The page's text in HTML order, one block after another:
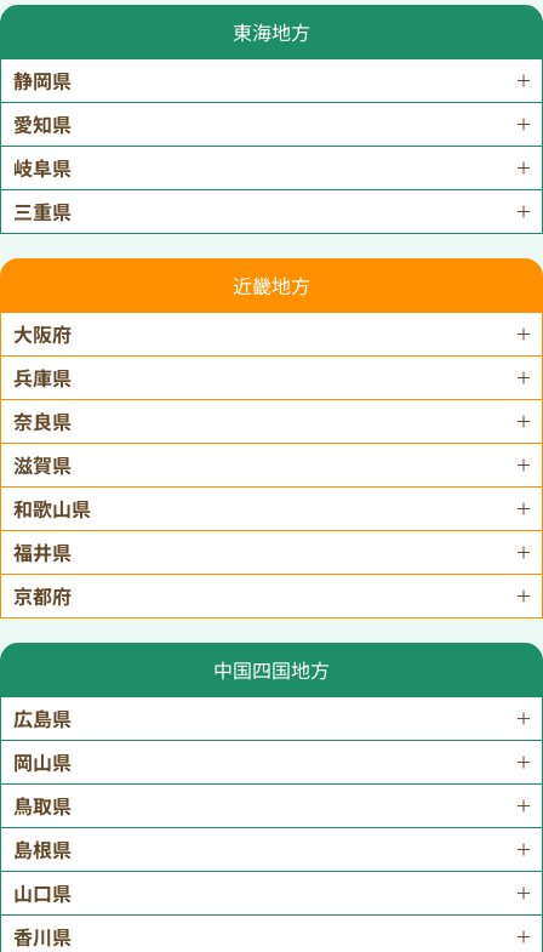
東海地方
静岡県
愛知県
岐阜県
三重県
近畿地方
大阪府
兵庫県
奈良県
滋賀県
和歌山県
福井県
京都府
中国四国地方
広島県
岡山県
鳥取県
島根県
山口県
香川県